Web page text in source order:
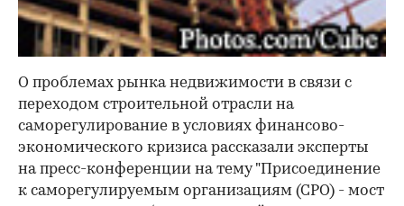
О проблемах рынка недвижимости в связи с
переходом строительной отрасли на
саморегулирование в условиях финансово-
экономического кризиса рассказали эксперты
на пресс-конференции на тему "Присоединение
к саморегулируемым организациям (СРО) - мост